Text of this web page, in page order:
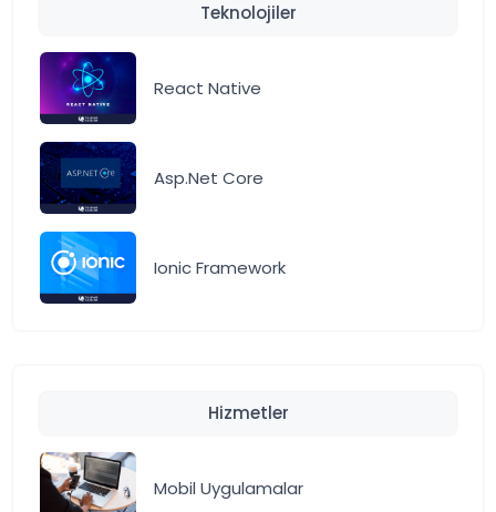
Teknolojiler
React Native
Asp.Net Core
Ionic Framework
Hizmetler
Mobil Uygulamalar